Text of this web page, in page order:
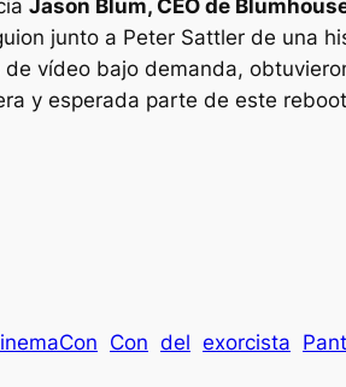
Jason Blum, CEO de
junto a Peter Sattler de una
de vídeo bajo demanda,
y esperada parte de este reboot
Con del exorcista